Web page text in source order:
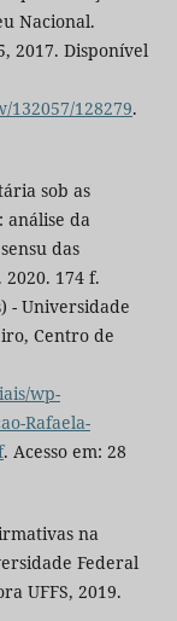
Nacional.
2017. Disponível
128279.
sob as
análise da
das
174 f.
- Universidade
Centro de
wp-
Rafaela-
. Acesso em: 28
na
Federal
UFFS, 2019.